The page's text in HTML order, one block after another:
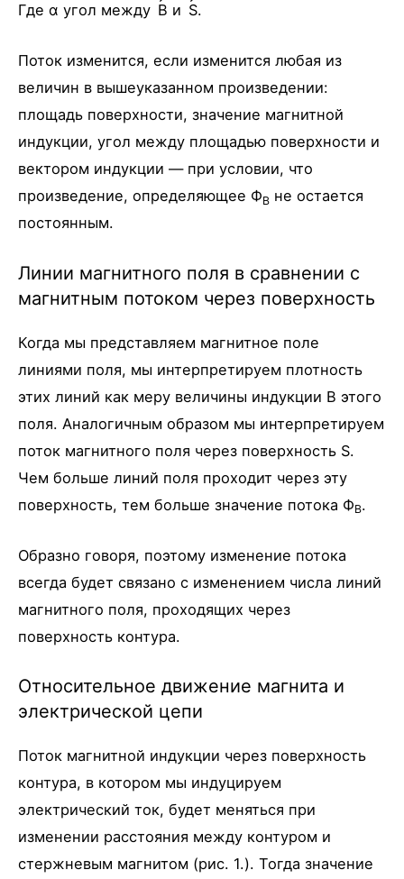
Где α угол между B и S.
Поток изменится, если изменится любая из
величин в вышеуказанном произведении:
площадь поверхности, значение магнитной
индукции, угол между площадью поверхности и
вектором индукции — при условии, что
произведение, определяющее ФB не остается
постоянным.
Линии магнитного поля в сравнении с
магнитным потоком через поверхность
Когда мы представляем магнитное поле
линиями поля, мы интерпретируем плотность
этих линий как меру величины индукции B этого
поля. Аналогичным образом мы интерпретируем
поток магнитного поля через поверхность S.
Чем больше линий поля проходит через эту
поверхность, тем больше значение потока ФB.
Образно говоря, поэтому изменение потока
всегда будет связано с изменением числа линий
магнитного поля, проходящих через
поверхность контура.
Относительное движение магнита и
электрической цепи
Поток магнитной индукции через поверхность
контура, в котором мы индуцируем
электрический ток, будет меняться при
изменении расстояния между контуром и
стержневым магнитом (рис. 1.). Тогда значение